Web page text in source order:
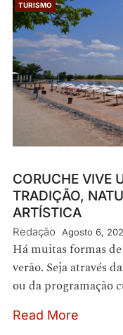
TURISMO
CORUCHE VIVE
TRADIÇÃO,
ARTÍSTICA
Redação Agosto 6,
Há muitas formas
verão. Seja através
ou da programação
Read More